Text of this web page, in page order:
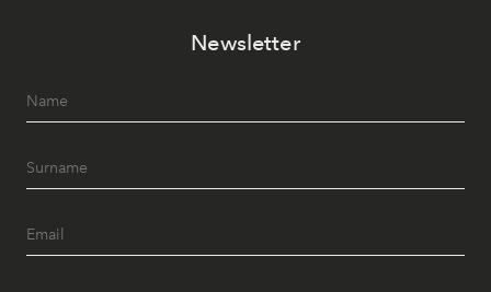
Newsletter